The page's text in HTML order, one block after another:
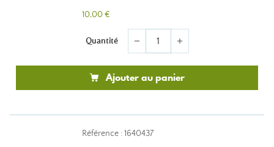
10,00 €
Quantité remove add
Ajouter au panier
Référence : 1640437